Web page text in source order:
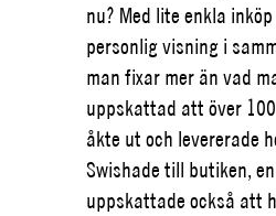
nu? Med lite enkla
personlig visning i
man fixar mer än vad
uppskattad att över
åkte ut och levererade
Swishade till butiken,
uppskattade också att